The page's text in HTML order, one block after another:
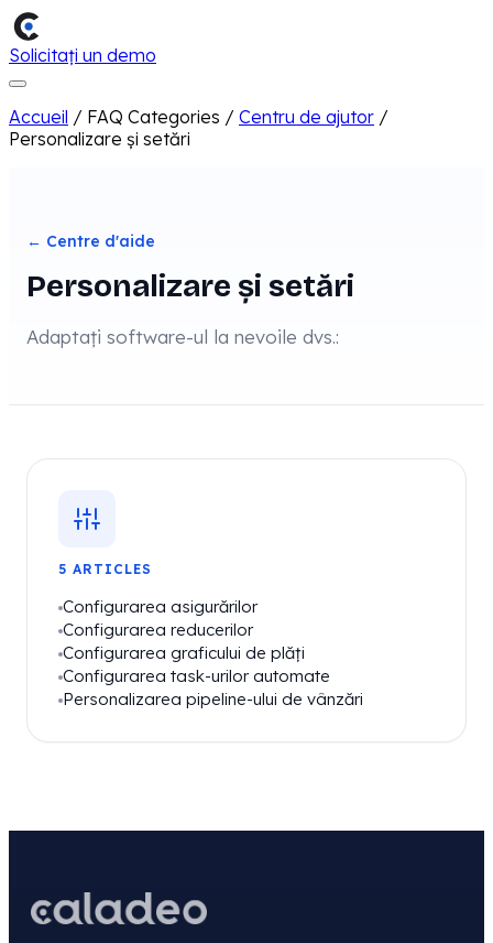
Solicitați un demo
Accueil / FAQ Categories / Centru de ajutor /
Personalizare și setări
← Centre d'aide
Personalizare și setări
Adaptați software-ul la nevoile dvs.:
5 ARTICLES
Configurarea asigurărilor
Configurarea reducerilor
Configurarea graficului de plăți
Configurarea task-urilor automate
Personalizarea pipeline-ului de vânzări